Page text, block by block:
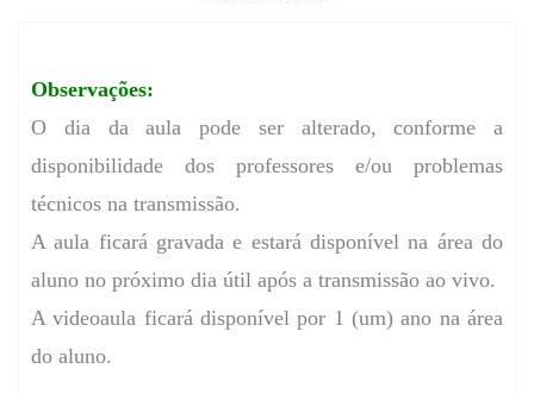
Observações:
O dia da aula pode ser alterado, conforme a
disponibilidade dos professores e/ou problemas
técnicos na transmissão.
A aula ficará gravada e estará disponível na área do
aluno no próximo dia útil após a transmissão ao vivo.
A videoaula ficará disponível por 1 (um) ano na área
do aluno.